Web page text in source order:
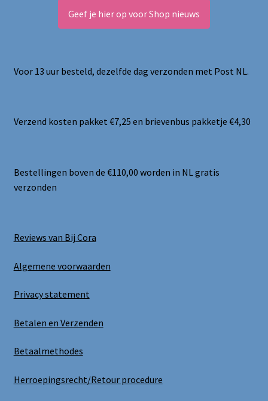
Geef je hier op voor Shop nieuws
Voor 13 uur besteld, dezelfde dag verzonden met Post NL.
Verzend kosten pakket €7,25 en brievenbus pakketje €4,30
Bestellingen boven de €110,00 worden in NL gratis
verzonden
Reviews van Bij Cora
Algemene voorwaarden
Privacy statement
Betalen en Verzenden
Betaalmethodes
Herroepingsrecht/Retour procedure